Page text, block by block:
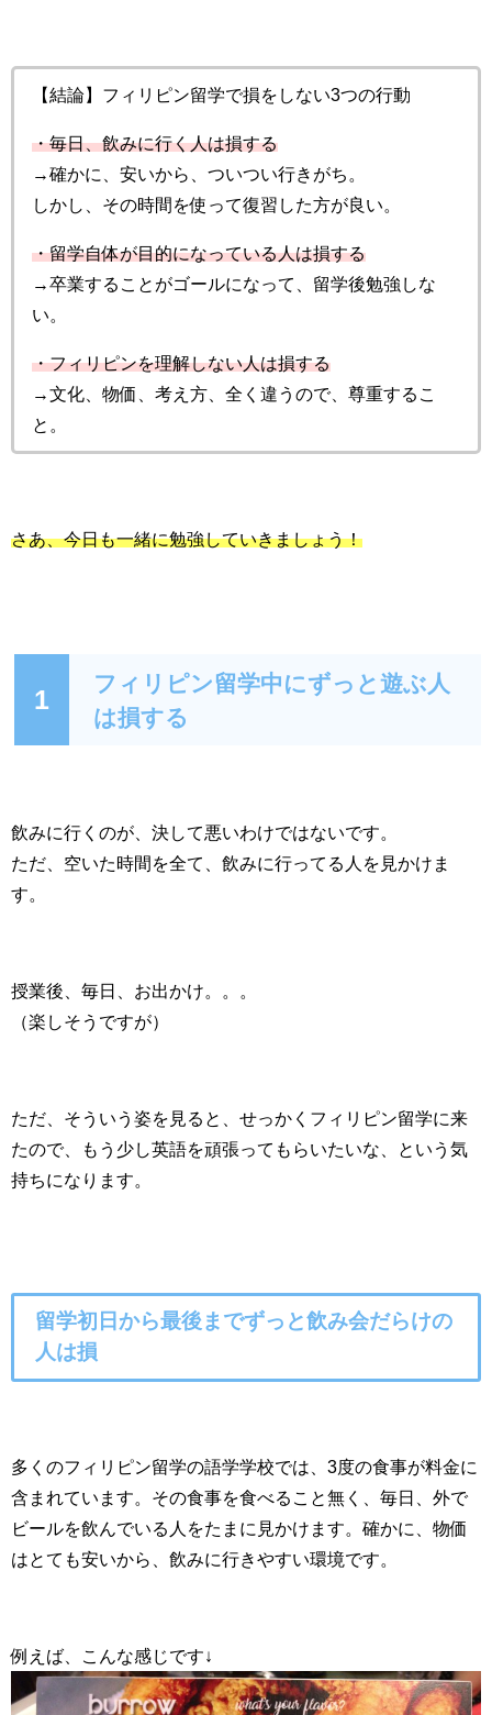
【結論】フィリピン留学で損をしない3つの行動
・毎日、飲みに行く人は損する
→確かに、安いから、ついつい行きがち。
しかし、その時間を使って復習した方が良い。
・留学自体が目的になっている人は損する
→卒業することがゴールになって、留学後勉強しな
い。
・フィリピンを理解しない人は損する
→文化、物価、考え方、全く違うので、尊重するこ
と。
さあ、今日も一緒に勉強していきましょう！
1
フィリピン留学中にずっと遊ぶ人
は損する
飲みに行くのが、決して悪いわけではないです。
ただ、空いた時間を全て、飲みに行ってる人を見かけま
す。
授業後、毎日、お出かけ。。。
（楽しそうですが）
ただ、そういう姿を見ると、せっかくフィリピン留学に来
たので、もう少し英語を頑張ってもらいたいな、という気
持ちになります。
留学初日から最後までずっと飲み会だらけの
人は損
多くのフィリピン留学の語学学校では、3度の食事が料金に
含まれています。その食事を食べること無く、毎日、外で
ビールを飲んでいる人をたまに見かけます。確かに、物価
はとても安いから、飲みに行きやすい環境です。
例えば、こんな感じです↓